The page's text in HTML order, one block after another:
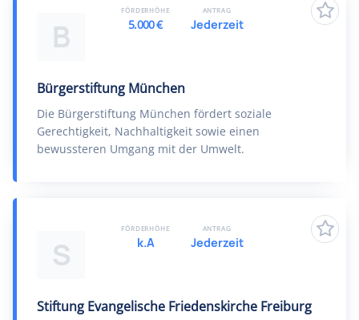
B
Bürgerstiftung München
Die Bürgerstiftung München fördert soziale
Gerechtigkeit, Nachhaltigkeit sowie einen
bewussteren Umgang mit der Umwelt.
FÖRDERHÖHE
5.000 €
ANTRAG
Jederzeit
S
Stiftung Evangelische Friedenskirche Freiburg
FÖRDERHÖHE
k.A
ANTRAG
Jederzeit